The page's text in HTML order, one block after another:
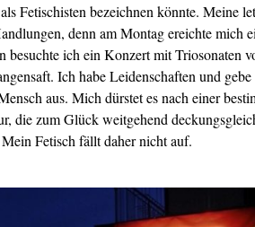
Fetischisten bezeichnen könnte. Meine
denn am Montag ereichte mich
besuchte ich ein Konzert mit Triosonaten
Ich habe Leidenschaften und
aus. Mich dürstet es nach einer
die zum Glück weitgehend
Fetisch fällt daher nicht auf.